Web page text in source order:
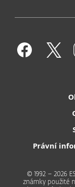
Právní
© 1992 – 2026
známky použité